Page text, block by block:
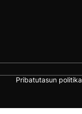
Pribatutasun politika